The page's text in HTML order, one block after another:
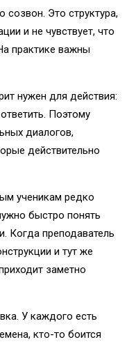
созвон. Это структура,
и не чувствует, что
практике важны
нужен для действия:
Поэтому
диалогов,
действительно
ученикам редко
быстро понять
Когда преподаватель
и тут же
заметно
У каждого есть
кто-то боится